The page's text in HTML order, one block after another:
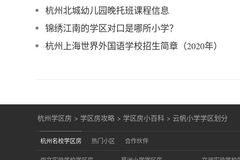
杭州北城幼儿园晚托班课程信息
锦绣江南的学区对口是哪所小学？
杭州上海世界外国语学校招生简章（2020年）
杭州学区房 > 学区房攻略 > 学区房小百科 > 云帆小学学区划分
杭州名校学区房 热门小区 合作伙伴